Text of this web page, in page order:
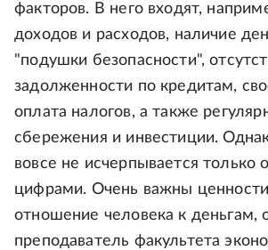
факторов. В него входят,
доходов и расходов, наличие
"подушки безопасности",
задолженности по кредитам,
оплата налогов, а также
сбережения и инвестиции.
вовсе не исчерпывается только
цифрами. Очень важны ценности
отношение человека к деньгам,
преподаватель факультета